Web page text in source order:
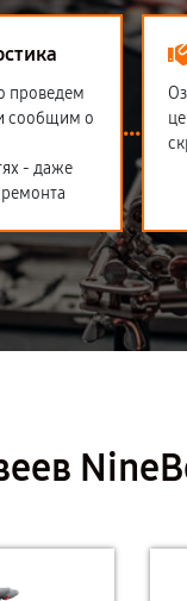
проведем
сообщим о
- даже
ремонта